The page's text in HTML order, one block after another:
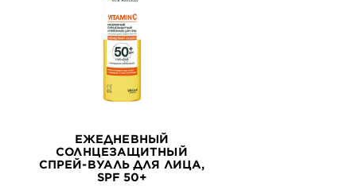
ЕЖЕДНЕВНЫЙ
СОЛНЦЕЗАЩИТНЫЙ
СПРЕЙ-ВУАЛЬ ДЛЯ ЛИЦА,
SPF 50+